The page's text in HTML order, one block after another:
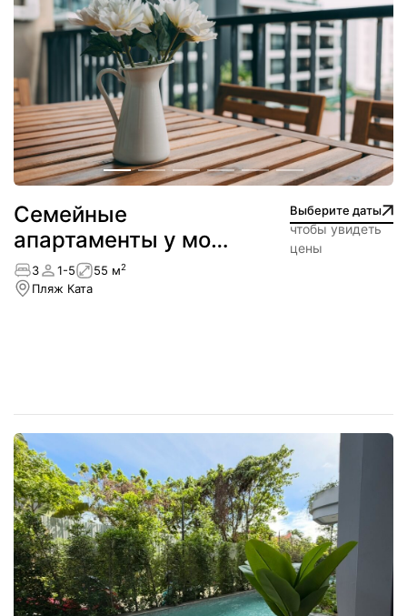
Семейные
апартаменты у моря
— пляж Ката
Выберите даты
чтобы увидеть
цены
3 1-5 55 м2
Пляж Ката